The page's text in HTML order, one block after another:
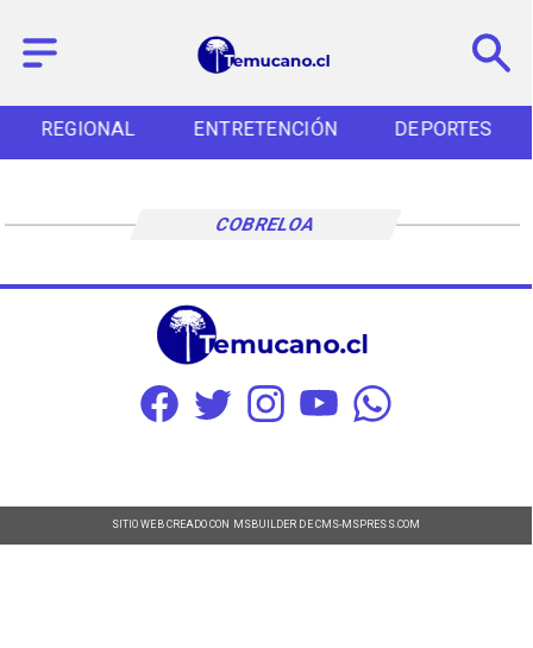
REGIONAL ENTRETENCIÓN DEPORTES
COBRELOA
SITIO WEB CREADO CON MSBUILDER DE CMS-MSPRESS.COM